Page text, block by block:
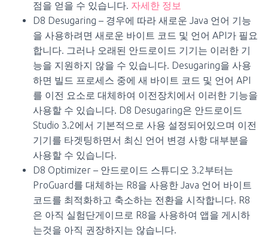
점을 얻을 수 있습니다. 자세한 정보
D8 Desugaring – 경우에 따라 새로운 Java 언어 기능
을 사용하려면 새로운 바이트 코드 및 언어 API가 필요
합니다. 그러나 오래된 안드로이드 기기는 이러한 기
능을 지원하지 않을 수 있습니다. Desugaring을 사용
하면 빌드 프로세스 중에 새 바이트 코드 및 언어 API
를 이전 요소로 대체하여 이전장치에서 이러한 기능을
사용할 수 있습니다. D8 Desugaring은 안드로이드
Studio 3.2에서 기본적으로 사용 설정되어있으며 이전
기기를 타겟팅하면서 최신 언어 변경 사항 대부분을
사용할 수 있습니다.
D8 Optimizer – 안드로이드 스튜디오 3.2부터는
ProGuard를 대체하는 R8을 사용한 Java 언어 바이트
코드를 최적화하고 축소하는 전환을 시작합니다. R8
은 아직 실험단게이므로 R8을 사용하여 앱을 게시하
는것을 아직 권장하지는 않습니다.